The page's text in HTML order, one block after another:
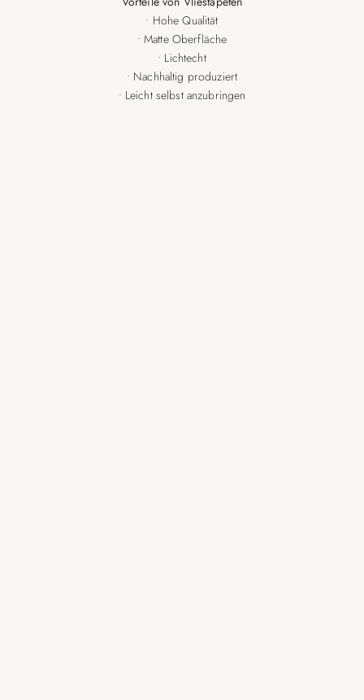
• Hohe Qualität
• Matte Oberfläche
• Lichtecht
• Nachhaltig produziert
• Leicht selbst anzubringen